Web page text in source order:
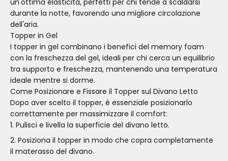
durante la notte, favorendo una migliore circolazione
dell'aria.
Topper in Gel
I topper in gel combinano i benefici del memory foam
con la freschezza del gel, ideali per chi cerca un equilibrio
tra supporto e freschezza, mantenendo una temperatura
ideale mentre si dorme.
Come Posizionare e Fissare il Topper sul Divano Letto
Dopo aver scelto il topper, è essenziale posizionarlo
correttamente per massimizzare il comfort:
Pulisci e livella la superficie del divano letto.
Posiziona il topper in modo che copra completamente
il materasso del divano.